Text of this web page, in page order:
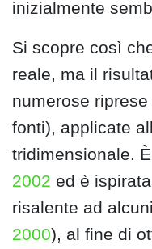
inizialmente
Si scopre così
reale, ma il
numerose
fonti), applicate
tridimensionale.
2002 ed è
risalente ad
2000), al fine di